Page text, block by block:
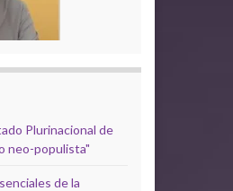
Plurinacional de
neo-populista"
de la